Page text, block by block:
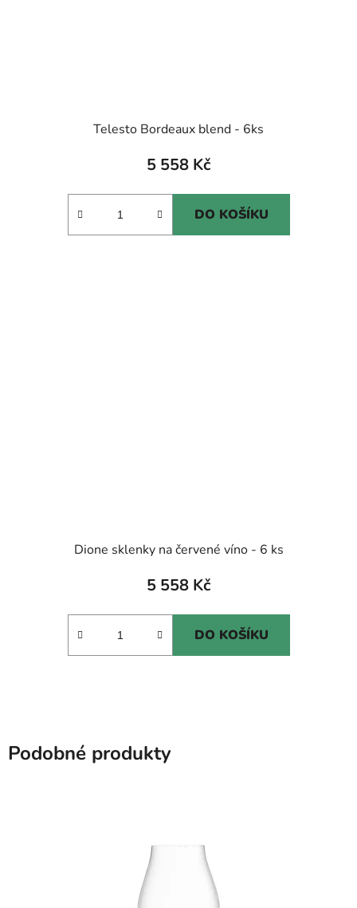
Telesto Bordeaux blend - 6ks
5 558 Kč
DO KOŠÍKU
Dione sklenky na červené víno - 6 ks
5 558 Kč
DO KOŠÍKU
Podobné produkty